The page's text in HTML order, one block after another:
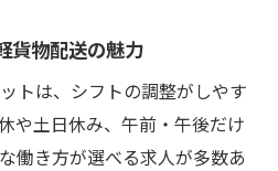
貨物配送の魅力
トは、シフトの調整がしやす
や土日休み、午前・午後だけ
働き方が選べる求人が多数あ